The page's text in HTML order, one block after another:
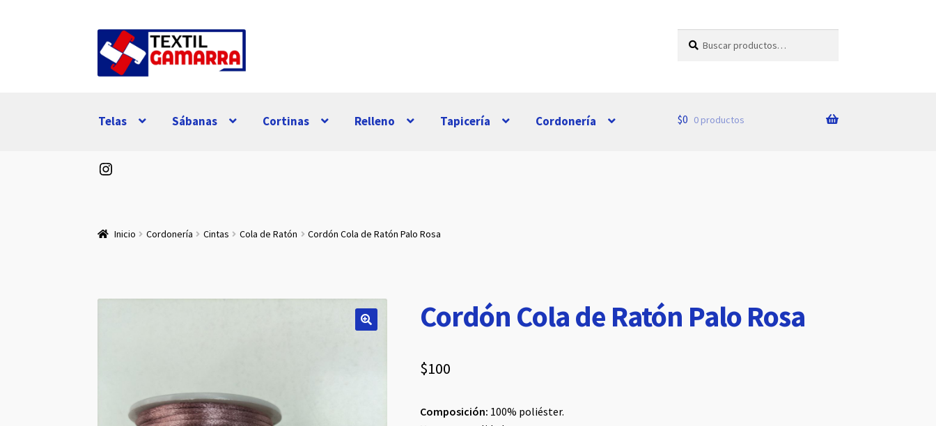
a
al
contenido
por:
Telas Sábanas Cortinas Relleno Tapicería Cordonería $0 0 productos
Instagram
Inicio Cordonería Cintas Cola de Ratón Cordón Cola de Ratón Palo Rosa
Cordón Cola de Ratón Palo Rosa
$100
Composición: 100% poliéster.